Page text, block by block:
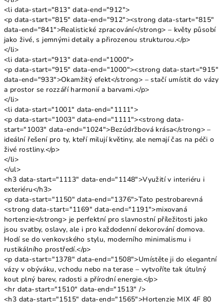
<li data-start="813" data-end="912">
<p data-start="815" data-end="912"><strong data-start="815"
data-end="841">Realistické zpracování</strong> – květy působí
jako živé, s jemnými detaily a přirozenou strukturou.</p>
</li>
<li data-start="913" data-end="1000">
<p data-start="915" data-end="1000"><strong data-start="915"
data-end="933">Okamžitý efekt</strong> – stačí umístit do vázy
a prostor se rozzáří harmonií a barvami.</p>
</li>
<li data-start="1001" data-end="1111">
<p data-start="1003" data-end="1111"><strong data-
start="1003" data-end="1024">Bezúdržbová krása</strong> –
ideální řešení pro ty, kteří milují květiny, ale nemají čas na péči o
živé rostliny.</p>
</li>
</ul>
<h3 data-start="1113" data-end="1148">Využití v interiéru i
exteriéru</h3>
<p data-start="1150" data-end="1376">Tato pestrobarevná
<strong data-start="1169" data-end="1191">mixovaná
hortenzie</strong> je perfektní pro slavnostní příležitosti jako
jsou svatby, oslavy, ale i pro každodenní dekorování domova.
Hodí se do venkovského stylu, moderního minimalismu i
rustikálního prostředí.</p>
<p data-start="1378" data-end="1508">Umístěte ji do elegantní
vázy v obýváku, vchodu nebo na terase – vytvoříte tak útulný
kout plný barev, radosti a přírodní energie.</p>
<hr data-start="1510" data-end="1513" />
<h3 data-start="1515" data-end="1565">Hortenzie MIX 4F 80